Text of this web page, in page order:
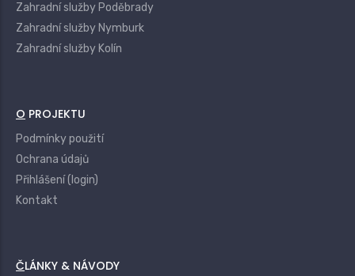
Zahradní služby Poděbrady
Zahradní služby Nymburk
Zahradní služby Kolín
O PROJEKTU
Podmínky použití
Ochrana údajů
Přihlášení (login)
Kontakt
ČLÁNKY & NÁVODY